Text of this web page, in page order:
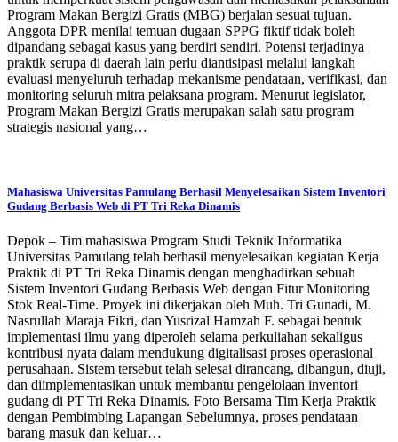
Program Makan Bergizi Gratis (MBG) berjalan sesuai tujuan.
Anggota DPR menilai temuan dugaan SPPG fiktif tidak boleh
dipandang sebagai kasus yang berdiri sendiri. Potensi terjadinya
praktik serupa di daerah lain perlu diantisipasi melalui langkah
evaluasi menyeluruh terhadap mekanisme pendataan, verifikasi, dan
monitoring seluruh mitra pelaksana program. Menurut legislator,
Program Makan Bergizi Gratis merupakan salah satu program
strategis nasional yang…
Mahasiswa Universitas Pamulang Berhasil Menyelesaikan Sistem Inventori
Gudang Berbasis Web di PT Tri Reka Dinamis
Depok – Tim mahasiswa Program Studi Teknik Informatika
Universitas Pamulang telah berhasil menyelesaikan kegiatan Kerja
Praktik di PT Tri Reka Dinamis dengan menghadirkan sebuah
Sistem Inventori Gudang Berbasis Web dengan Fitur Monitoring
Stok Real-Time. Proyek ini dikerjakan oleh Muh. Tri Gunadi, M.
Nasrullah Maraja Fikri, dan Yusrizal Hamzah F. sebagai bentuk
implementasi ilmu yang diperoleh selama perkuliahan sekaligus
kontribusi nyata dalam mendukung digitalisasi proses operasional
perusahaan. Sistem tersebut telah selesai dirancang, dibangun, diuji,
dan diimplementasikan untuk membantu pengelolaan inventori
gudang di PT Tri Reka Dinamis. Foto Bersama Tim Kerja Praktik
dengan Pembimbing Lapangan Sebelumnya, proses pendataan
barang masuk dan keluar…